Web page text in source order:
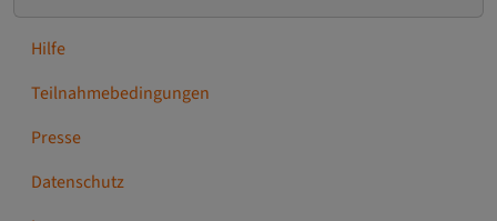
Hilfe
Teilnahmebedingungen
Presse
Datenschutz